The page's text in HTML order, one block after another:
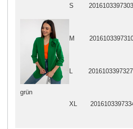
grün
S 2016103397303
M
L 2016103397327
XL